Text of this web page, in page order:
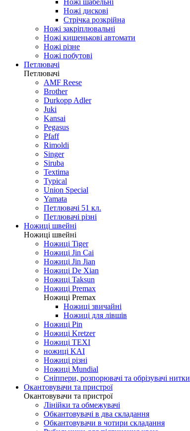
Ножі шабельні
Ножі дискові
Стрічка розкрійна
Ножі закріплювальні
Ножі кишенькові автомати
Ножі різне
Ножі побутові
Петлювачі
Петлювачі
AMF Reese
Brother
Durkopp Adler
Juki
Kansai
Pegasus
Pfaff
Rimoldi
Singer
Siruba
Textima
Typical
Union Special
Yamata
Петлювачі 51 кл.
Петлювачі різні
Ножиці швейні
Ножиці швейні
Ножиці Tiger
Ножиці Jin Cai
Ножиці Jin Jian
Ножиці De Xian
Ножиці Taksun
Ножиці Premax
Ножиці Premax
Ножиці звичайні
Ножиці для лівшів
Ножиці Pin
Ножиці Kretzer
Ножиці TEXI
ножиці KAI
Ножиці різні
Ножиці Mundial
Сніппери, розпорювачі та обрізувачі нитки
Окантовувачи та пристрої
Окантовувачи та пристрої
Лінійки та обмежувачі
Обкантовувачі в два складання
Обкантовувачи в чотири складання